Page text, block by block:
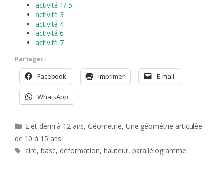
activité 1/ 5
activité 3
activité 4
activité 6
activité 7
Partager :
Facebook Imprimer E-mail
WhatsApp
Catégories
2 et demi à 12 ans, Géométrie,Une géométrie articulée
de 10 à 15 ans
Étiquettes
aire,base, déformation,hauteur,parallélogramme